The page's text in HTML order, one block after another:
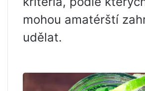
mohou amatérští
udělat.